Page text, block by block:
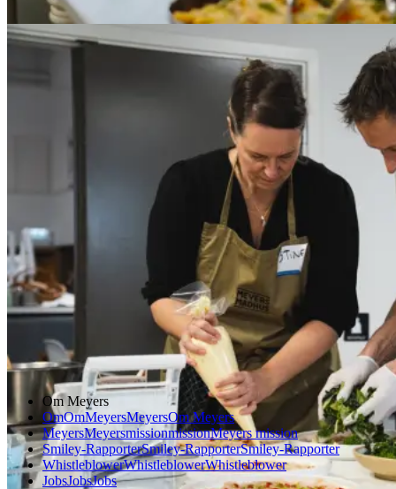
Læs mere
Kokkeuge med grøn mad, teambuilding og
maddannelse hos Plandent
Plandent
I foråret 2024 afholdt Meyers en kokkeuge for Plandents
medarbejdere, hvor kolleger på tværs af afdelinger lavede frokost
sammen med Meyers’ kokke. En uge med fokus på smag,
bæredygtighed, grønne proteiner og teambuilding afsluttet med
Claus Meyer i køkkenet.
Læs mere
Om Meyers
OmOmMeyersMeyersOm Meyers
MeyersMeyersmissionmissionMeyers mission
Smiley-RapporterSmiley-RapporterSmiley-Rapporter
WhistleblowerWhistleblowerWhistleblower
JobsJobsJobs